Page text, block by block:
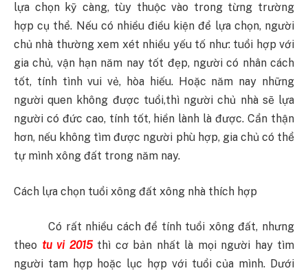
lựa chọn kỹ càng, tùy thuộc vào trong từng trường
hợp cụ thể. Nếu có nhiều điều kiện để lựa chọn, người
chủ nhà thường xem xét nhiều yếu tố như: tuổi hợp với
gia chủ, vận hạn năm nay tốt đẹp, người có nhân cách
tốt, tính tình vui vẻ, hòa hiếu. Hoặc năm nay những
người quen không được tuổi,thì người chủ nhà sẽ lựa
người có đức cao, tính tốt, hiền lành là được. Cẩn thận
hơn, nếu không tìm được người phù hợp, gia chủ có thể
tự mình xông đất trong năm nay.
Cách lựa chọn tuổi xông đất xông nhà thích hợp
Có rất nhiều cách để tính tuổi xông đất, nhưng
theo tu vi 2015thì cơ bản nhất là mọi người hay tìm
người tam hợp hoặc lục hợp với tuổi của mình. Dưới